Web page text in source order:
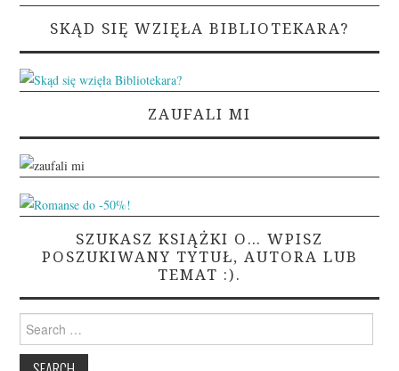
SKĄD SIĘ WZIĘŁA BIBLIOTEKARA?
ZAUFALI MI
SZUKASZ KSIĄŻKI O… WPISZ
POSZUKIWANY TYTUŁ, AUTORA LUB
TEMAT :).
for: